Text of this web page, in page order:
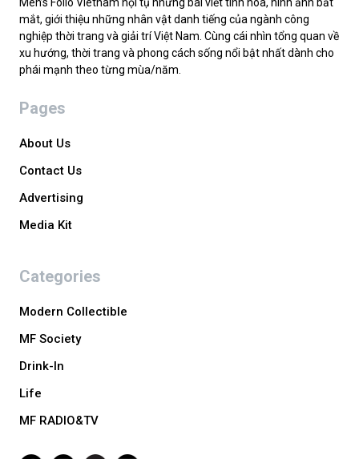
Men’s Folio Vietnam hội tụ những bài viết tinh hoa, hình ảnh bắt
mắt, giới thiệu những nhân vật danh tiếng của ngành công
nghiệp thời trang và giải trí Việt Nam. Cùng cái nhìn tổng quan về
xu hướng, thời trang và phong cách sống nổi bật nhất dành cho
phái mạnh theo từng mùa/năm.
Pages
About Us
Contact Us
Advertising
Media Kit
Categories
Modern Collectible
MF Society
Drink-In
Life
MF RADIO&TV